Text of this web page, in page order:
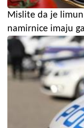
Mislite da je
namirnice imaju